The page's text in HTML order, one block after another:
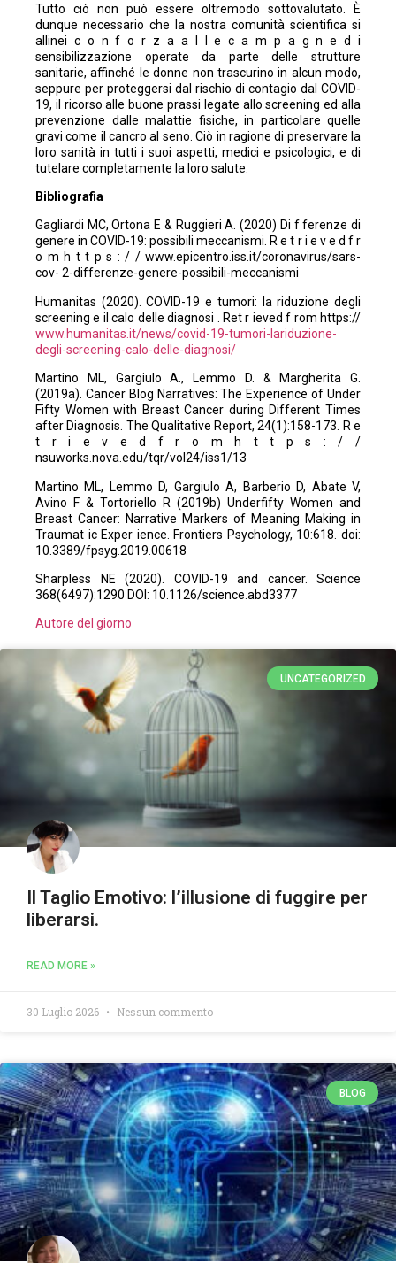
Tutto ciò non può essere oltremodo sottovalutato. È
dunque necessario che la nostra comunità scientifica si
allinei c o n f o r z a a l l e c a m p a g n e d i
sensibilizzazione operate da parte delle strutture
sanitarie, affinché le donne non trascurino in alcun modo,
seppure per proteggersi dal rischio di contagio dal COVID-
19, il ricorso alle buone prassi legate allo screening ed alla
prevenzione dalle malattie fisiche, in particolare quelle
gravi come il cancro al seno. Ciò in ragione di preservare la
loro sanità in tutti i suoi aspetti, medici e psicologici, e di
tutelare completamente la loro salute.
Bibliografia
Gagliardi MC, Ortona E & Ruggieri A. (2020) Di f ferenze di
genere in COVID-19: possibili meccanismi. R e t r i e v e d f r
o m h t t p s : / / www.epicentro.iss.it/coronavirus/sars-
cov- 2-differenze-genere-possibili-meccanismi
Humanitas (2020). COVID-19 e tumori: la riduzione degli
screening e il calo delle diagnosi . Ret r ieved f rom https://
www.humanitas.it/news/covid-19-tumori-lariduzione-
degli-screening-calo-delle-diagnosi/
Martino ML, Gargiulo A., Lemmo D. & Margherita G.
(2019a). Cancer Blog Narratives: The Experience of Under
Fifty Women with Breast Cancer during Different Times
after Diagnosis. The Qualitative Report, 24(1):158-173. R e
t r i e v e d f r o m h t t p s : / /
nsuworks.nova.edu/tqr/vol24/iss1/13
Martino ML, Lemmo D, Gargiulo A, Barberio D, Abate V,
Avino F & Tortoriello R (2019b) Underfifty Women and
Breast Cancer: Narrative Markers of Meaning Making in
Traumat ic Exper ience. Frontiers Psychology, 10:618. doi:
10.3389/fpsyg.2019.00618
Sharpless NE (2020). COVID-19 and cancer. Science
368(6497):1290 DOI: 10.1126/science.abd3377
Autore del giorno
UNCATEGORIZED
Il Taglio Emotivo: l’illusione di fuggire per
liberarsi.
READ MORE »
30 Luglio 2026 Nessun commento
BLOG